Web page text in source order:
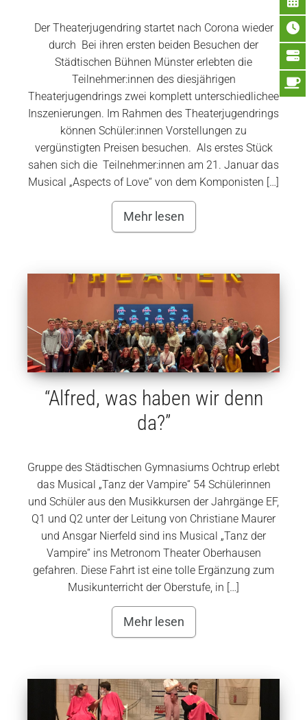
Der Theaterjugendring startet nach Corona wieder
durch Bei ihren ersten beiden Besuchen der
Städtischen Bühnen Münster erlebten die
Teilnehmer:innen des diesjährigen
Theaterjugendrings zwei komplett unterschiedlichee
Inszenierungen. Im Rahmen des Theaterjugendrings
können Schüler:innen Vorstellungen zu
vergünstigten Preisen besuchen. Als erstes Stück
sahen sich die Teilnehmer:innen am 21. Januar das
Musical „Aspects of Love“ von dem Komponisten […]
Mehr lesen
“Alfred, was haben wir denn
da?”
Gruppe des Städtischen Gymnasiums Ochtrup erlebt
das Musical „Tanz der Vampire“ 54 Schülerinnen
und Schüler aus den Musikkursen der Jahrgänge EF,
Q1 und Q2 unter der Leitung von Christiane Maurer
und Ansgar Nierfeld sind ins Musical „Tanz der
Vampire“ ins Metronom Theater Oberhausen
gefahren. Diese Fahrt ist eine tolle Ergänzung zum
Musikunterricht der Oberstufe, in […]
Mehr lesen